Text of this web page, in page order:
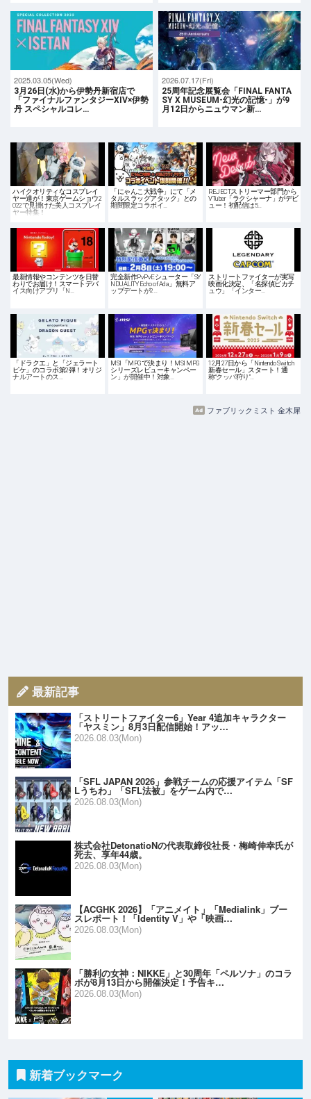
2025.03.05(Wed)
3月26日(水)から伊勢丹新宿店で
「ファイナルファンタジーXIV×伊勢
丹 スペシャルコレ…
2026.07.17(Fri)
25周年記念展覧会「FINAL FANTA
SY X MUSEUM-幻光の記憶-」が9
月12日からニュウマン新…
ハイクオリティなコスプレイ
ヤー達が！東京ゲームショウ2
022で見掛けた美人コスプレイ
ヤー特集！
「にゃんこ大戦争」にて「メ
タルスラッグアタック」との
期間限定コラボイ…
REJECTストリーマー部門から
VTuber「ラクシャーナ」がデビ
ュー！初配信は5…
最新情報やコンテンツを日替
わりでお届け！スマートデバ
イス向けアプリ「N…
完全新作PvPvEシューター「SY
NDUALITY Echo of Ada」無料ア
ップデートが2…
ストリートファイターが実写
映画化決定、「名探偵ピカチ
ュウ」「インター…
「ドラクエ」と「ジェラート
ピケ」のコラボ第2弾！オリジ
ナルアートのス…
MSI「MPGで決まり！MSI MPG
シリーズレビューキャンペー
ン」が開催中！対象…
12月27日から「Nintendo Switch
新春セール」スタート！通
称“クッパ狩り”…
ファブリックミスト 金木犀
最新記事
「ストリートファイター6」Year 4追加キャラクター
「ヤスミン」8月3日配信開始！アッ…
2026.08.03(Mon)
「SFL JAPAN 2026」参戦チームの応援アイテム「SF
Lうちわ」「SFL法被」をゲーム内で…
2026.08.03(Mon)
株式会社DetonatioNの代表取締役社長・梅崎伸幸氏が
死去、享年44歳。
2026.08.03(Mon)
【ACGHK 2026】「アニメイト」「Medialink」ブー
スレポート！「Identity V」や「映画…
2026.08.03(Mon)
「勝利の女神：NIKKE」と30周年「ペルソナ」のコラ
ボが8月13日から開催決定！予告キ…
2026.08.03(Mon)
新着ブックマーク